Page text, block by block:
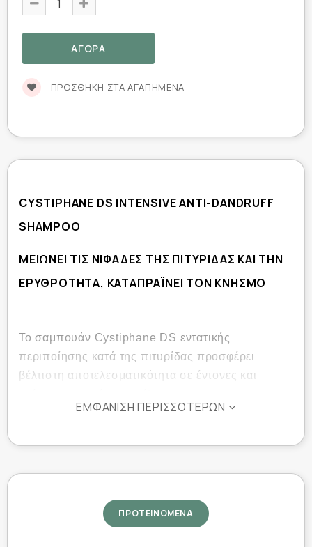
ΠΡΟΣΘΉΚΗ ΣΤΑ ΑΓΑΠΗΜΈΝΑ
CYSTIPHANE DS INTENSIVE ANTI-DANDRUFF
SHAMPOO
ΜΕΙΩΝΕΙ ΤΙΣ ΝΙΦΑΔΕΣ ΤΗΣ ΠΙΤΥΡΙΔΑΣ ΚΑΙ ΤΗΝ
ΕΡΥΘΡΟΤΗΤΑ, ΚΑΤΑΠΡΑΪΝΕΙ ΤΟΝ ΚΝΗΣΜΟ
Το σαμπουάν Cystiphane DS εντατικής
περιποίησης κατά της πιτυρίδας προσφέρει
βέλτιστη αποτελεσματικότητα σε έντονες και
ερυθρότητα,
μειώνει το αίσθημα κνησμού.
Η μοναδική του σύνθεση που συνδυάζει
ΕΜΦΆΝΙΣΗ ΠΕΡΙΣΣΌΤΕΡΩΝ
ΠΡΟΤΕΙΝΟΜΕΝΑ